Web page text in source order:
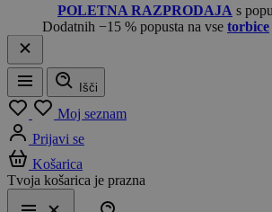
POLETNA RAZPRODAJA s
Dodatnih −15 % popusta na vse torbice
Meni
Išči
Moj seznam
Prijavi se
Košarica
Tvoja košarica je prazna